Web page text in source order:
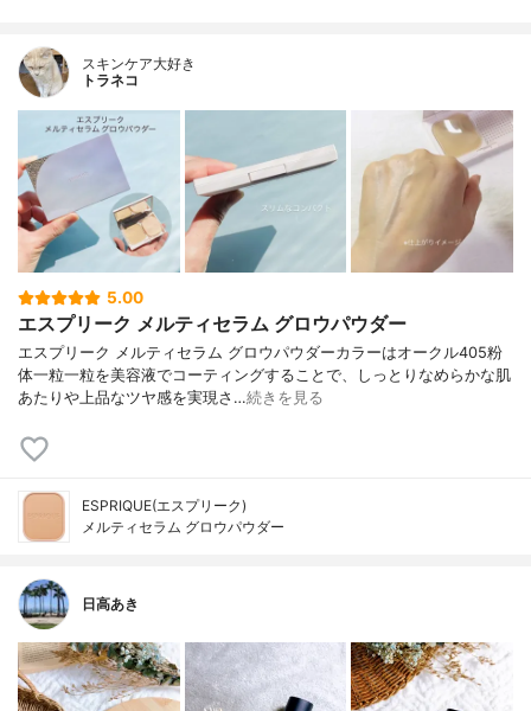
スキンケア大好き
トラネコ
5.00
エスプリーク メルティセラム グロウパウダー
エスプリーク メルティセラム グロウパウダーカラーはオークル405粉
体一粒一粒を美容液でコーティングすることで、しっとりなめらかな肌
あたりや上品なツヤ感を実現さ…続きを見る
ESPRIQUE(エスプリーク)
メルティセラム グロウパウダー
日高あき